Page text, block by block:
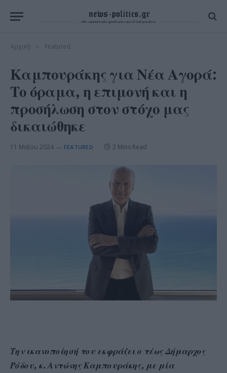
Αρχική Featured
Καμπουράκης για Νέα Αγορά:
Το όραμα, η επιμονή και η
προσήλωση στον στόχο μας
δικαιώθηκε
11 Μαΐου 2024 FEATURED 2 Mins Read
Την ικανοποίησή του εκφράζει ο τέως Δήμαρχος
Ρόδου, κ. Αντώνης Καμπουράκης, με μία